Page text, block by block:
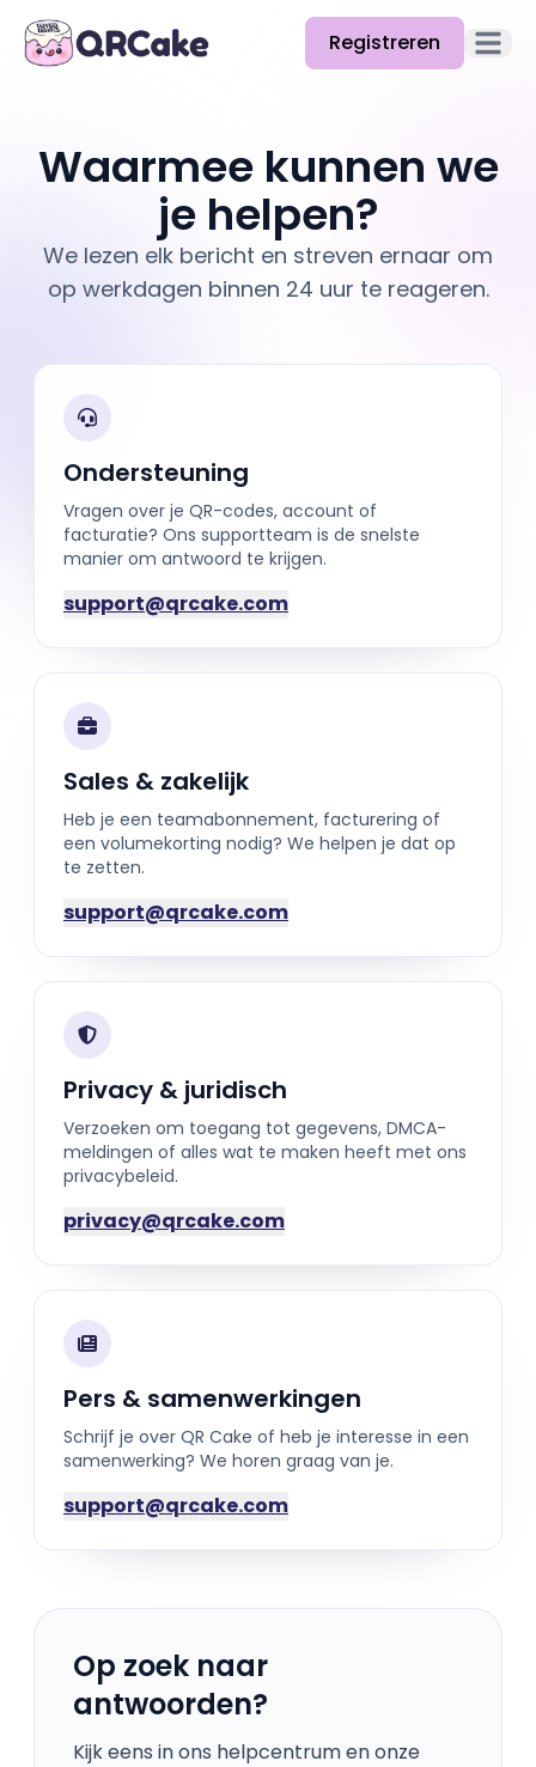
Registreren
Prijzen
Docs
Waarmee kunnen we
je helpen?
We lezen elk bericht en streven ernaar om
op werkdagen binnen 24 uur te reageren.
Ondersteuning
Vragen over je QR-codes, account of
facturatie? Ons supportteam is de snelste
manier om antwoord te krijgen.
support@qrcake.com
Sales & zakelijk
Heb je een teamabonnement, facturering of
een volumekorting nodig? We helpen je dat op
te zetten.
support@qrcake.com
Privacy & juridisch
Verzoeken om toegang tot gegevens, DMCA-
meldingen of alles wat te maken heeft met ons
privacybeleid.
privacy@qrcake.com
Pers & samenwerkingen
Schrijf je over QR Cake of heb je interesse in een
samenwerking? We horen graag van je.
support@qrcake.com
Op zoek naar
antwoorden?
Kijk eens in ons helpcentrum en onze